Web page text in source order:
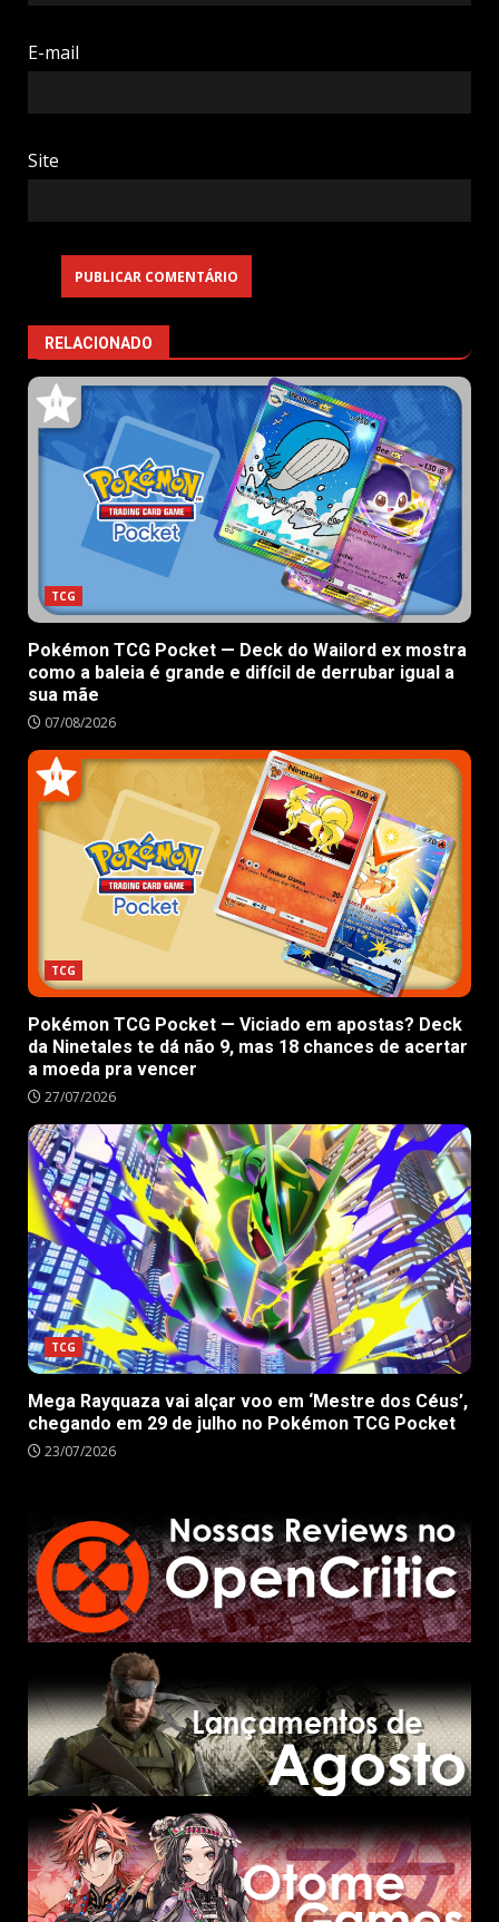
E-mail
Site
RELACIONADO
TCG
Pokémon TCG Pocket — Deck do Wailord ex mostra
como a baleia é grande e difícil de derrubar igual a
sua mãe
07/08/2026
TCG
Pokémon TCG Pocket — Viciado em apostas? Deck
da Ninetales te dá não 9, mas 18 chances de acertar
a moeda pra vencer
27/07/2026
TCG
Mega Rayquaza vai alçar voo em ‘Mestre dos Céus’,
chegando em 29 de julho no Pokémon TCG Pocket
23/07/2026